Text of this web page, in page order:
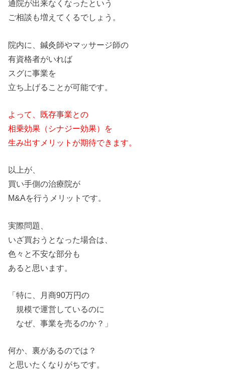
通院が出来なくなったという
ご相談も増えてくるでしょう。
院内に、鍼灸師やマッサージ師の
有資格者がいれば
スグに事業を
立ち上げること が可能です。
よって、既存事業との
相乗効果（シナジー効果） を
生み出すメリットが期待できます。
以上が
買い手側の治療院が
M&Aを行うメリットです。
実際問題、
いざ買おうとなった場合は、
色々と不安な部分も
あると思います。
「特に、月商90万円の
規模で運営しているのに
なぜ、事業を売るのか？」
何か、裏があるのでは？
と思いたくなり がちです。